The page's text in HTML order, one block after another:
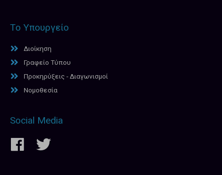
Το Υπουργείο
Διοίκηση
Γραφείο Τύπου
Προκηρύξεις - Διαγωνισμοί
Νομοθεσία
Social Media